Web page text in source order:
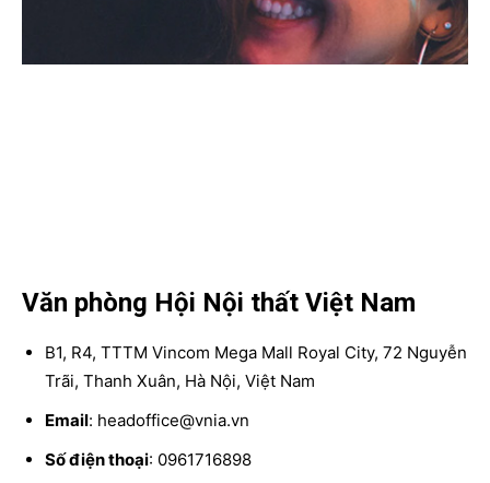
Văn phòng Hội Nội thất Việt Nam
B1, R4, TTTM Vincom Mega Mall Royal City, 72 Nguyễn
Trãi, Thanh Xuân, Hà Nội, Việt Nam
Email: headoffice@vnia.vn
Số điện thoại: 0961716898